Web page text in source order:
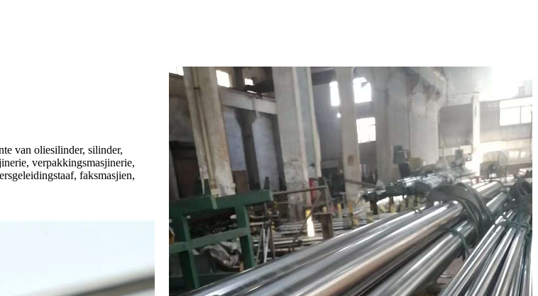
van oliesilinder, silinder,
verpakkingsmasjinerie,
faksmasjien,